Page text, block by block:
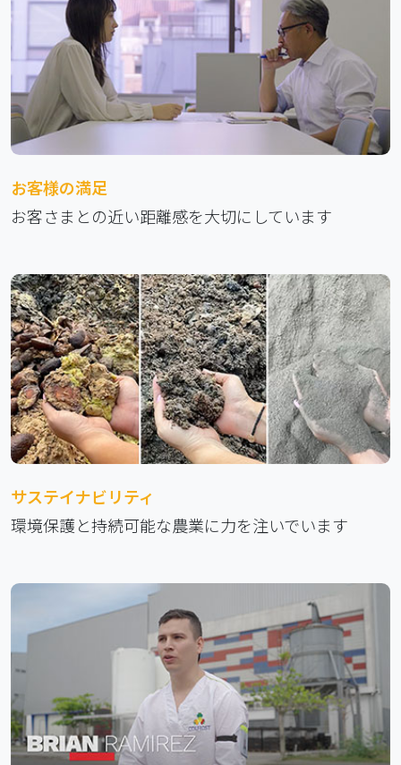
お客様の満足
お客さまとの近い距離感を大切にしています
サステイナビリティ
環境保護と持続可能な農業に力を注いでいます